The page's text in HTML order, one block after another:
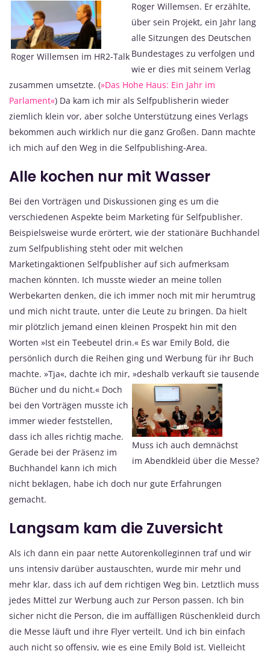
Roger Willemsen im HR2-Talk
Roger Willemsen. Er erzählte,
über sein Projekt, ein Jahr lang
alle Sitzungen des Deutschen
Bundestages zu verfolgen und
wie er dies mit seinem Verlag
zusammen umsetzte. (»Das Hohe Haus: Ein Jahr im
Parlament«) Da kam ich mir als Selfpublisherin wieder
ziemlich klein vor, aber solche Unterstützung eines Verlags
bekommen auch wirklich nur die ganz Großen. Dann machte
ich mich auf den Weg in die Selfpublishing-Area.
Alle kochen nur mit Wasser
Bei den Vorträgen und Diskussionen ging es um die
verschiedenen Aspekte beim Marketing für Selfpublisher.
Beispielsweise wurde erörtert, wie der stationäre Buchhandel
zum Selfpublishing steht oder mit welchen
Marketingaktionen Selfpublisher auf sich aufmerksam
machen könnten. Ich musste wieder an meine tollen
Werbekarten denken, die ich immer noch mit mir herumtrug
und mich nicht traute, unter die Leute zu bringen. Da hielt
mir plötzlich jemand einen kleinen Prospekt hin mit den
Worten »Ist ein Teebeutel drin.« Es war Emily Bold, die
persönlich durch die Reihen ging und Werbung für ihr Buch
machte. »Tja«, dachte ich mir, »deshalb verkauft sie tausende
Bücher und du nicht.«
Muss ich auch demnächst
im Abendkleid über die Messe?
Doch
bei den Vorträgen musste ich
immer wieder feststellen,
dass ich alles richtig mache.
Gerade bei der Präsenz im
Buchhandel kann ich mich
nicht beklagen, habe ich doch nur gute Erfahrungen
gemacht.
Langsam kam die Zuversicht
Als ich dann ein paar nette Autorenkolleginnen traf und wir
uns intensiv darüber austauschten, wurde mir mehr und
mehr klar, dass ich auf dem richtigen Weg bin. Letztlich muss
jedes Mittel zur Werbung auch zur Person passen. Ich bin
sicher nicht die Person, die im auffälligen Rüschenkleid durch
die Messe läuft und ihre Flyer verteilt. Und ich bin einfach
auch nicht so offensiv, wie es eine Emily Bold ist. Vielleicht